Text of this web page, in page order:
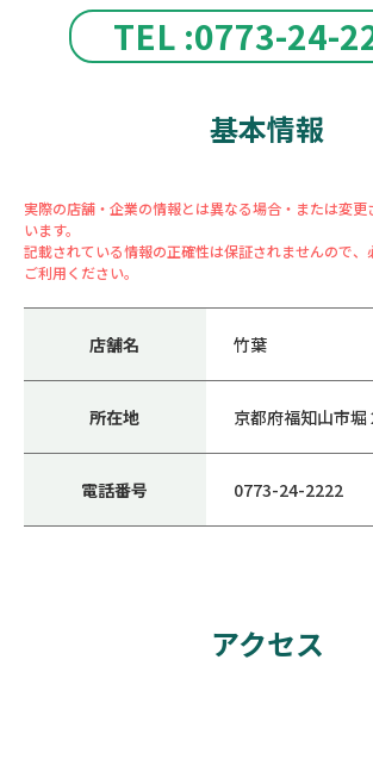
TEL :0773-24-
基本情報
実際の店舗・企業の情報とは異なる場合・または変
います。
記載されている情報の正確性は保証されませんので、
ご利用ください。
店舗名 竹葉
所在地 京都府福知山市堀
電話番号 0773-24-2222
アクセス